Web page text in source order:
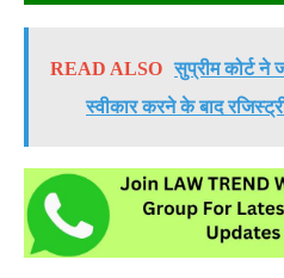
READ ALSO सुप्रीम कोर्ट ने
स्वीकार करने के बाद